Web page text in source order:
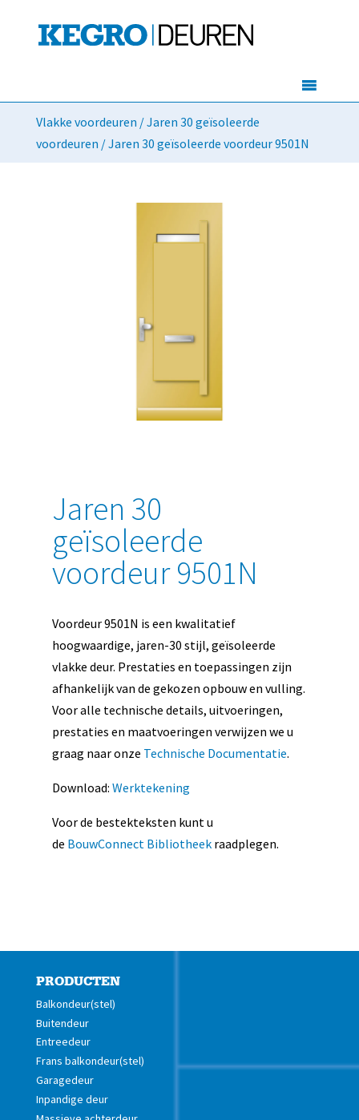
Vlakke voordeuren /Jaren 30 geïsoleerde
voordeuren / Jaren 30 geïsoleerde voordeur 9501N
Jaren 30
geïsoleerde
voordeur 9501N
Voordeur 9501N is een kwalitatief
hoogwaardige, jaren-30 stijl, geïsoleerde
vlakke deur. Prestaties en toepassingen zijn
afhankelijk van de gekozen opbouw en vulling.
Voor alle technische details, uitvoeringen,
prestaties en maatvoeringen verwijzen we u
graag naar onze Technische Documentatie.
Download: Werktekening
Voor de bestekteksten kunt u
de BouwConnect Bibliotheekraadplegen.
PRODUCTEN
Balkondeur(stel)
Buitendeur
Entreedeur
Frans balkondeur(stel)
Garagedeur
Inpandige deur